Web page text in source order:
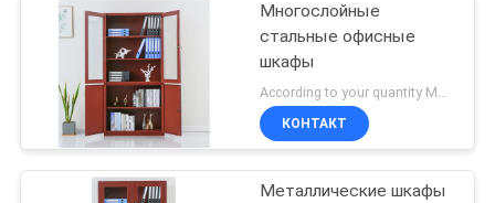
Многослойные
стальные офисные
шкафы
According to your quantity MOQ:1 единицы
КОНТАКТ
Металлические шкафы